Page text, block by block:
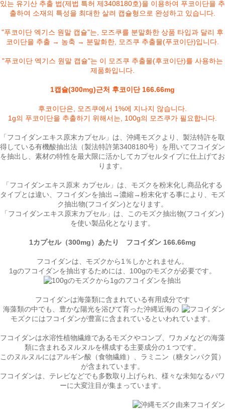
있는 유기산 추출 법(제법 특허 제3408180호)을 이용하여 푸코이단을 추
출하여 소재의 특성을 최대한 살려 캡슐형으로 완성하고 있습니다.
"푸코이단 엑기스 원말 캡슐"는, 모즈쿠를 분말화한 상품 타입과 달리 후
코이단을 추출 → 농축 → 분말화한 , 모즈쿠 추출물(푸코이단)입니다.
"푸코이단 엑기스 원말 캡슐"는 이 모즈쿠 추출물(후코이단)를 사용하는
제품화입니다.
1캡슐(300mg)근처 후코이단 166.66mg
후코이단은, 모즈쿠에서 1%에 지나지 않습니다.
1g의 푸코이단을 추출하기 위해서는, 100g의 모즈쿠가 필요합니다.
「フコイダンエキス原末カプセル」は、沖縄モズクより、製法特許を取
得している有機酸抽出法（製法特許第3408180号）を用いてフコイダン
を抽出し、素材の特性を最大限に活かしてカプセルタイプに仕上げてお
ります。
「フコイダンエキス原末 カプセル」は、モズクを粉末化し商品化する
タイプとは違い、 フコイダンを抽出→濃縮→粉末化する事により、モズ
ク抽出物(フコイダン)となります。
「フコイダンエキス原末カプセル」は、このモズク抽出物(フコイダン)
を使い製品化となります。
1カプセル（300mg）あたり フコイダン 166.66mg
フコイダンは、モズクから1％しかとれません。
1gのフコイダンを抽出するためには、100gのモズクが必要です。
フコイダンは海藻類に含まれている有用成分です
海藻類の中でも、豊かな陽光を浴びて育った沖縄近海の
モズクにはフコイダンが豊富に含まれているといわれています。
フコイダンは水溶性植物繊維であるモズクやコンブ、ワカメなどの海藻
類に含まれるヌルヌルを構成する主要成分の１つです。
このヌルヌルにはアルギン酸（食物繊維）、ラミニン（糖タンパク質）
が含まれています。
フコイダンは、テレビなどでも多数取り上げられ、様々な未知なるパワ
ーに大変注目が集まっています。